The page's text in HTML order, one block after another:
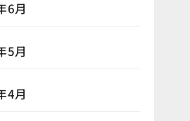
6月
5月
4月